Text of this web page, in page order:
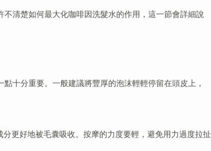
不清楚如何最大化咖啡因洗髮水的作用，這一節會詳細說
十分重要。一般建議將豐厚的泡沫輕輕停留在頭皮上，
更好地被毛囊吸收。按摩的力度要輕，避免用力過度拉扯